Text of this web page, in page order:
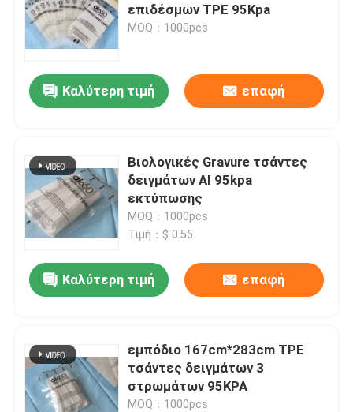
επιδέσμων TPE 95Kpa
MOQ：1000pcs
Καλύτερη τιμή επαφή
Βιολογικές Gravure τσάντες
δειγμάτων AI 95kpa
εκτύπωσης
MOQ：1000pcs
Τιμή：$ 0.56
Καλύτερη τιμή επαφή
εμπόδιο 167cm*283cm TPE
τσάντες δειγμάτων 3
στρωμάτων 95KPA
MOQ：1000pcs